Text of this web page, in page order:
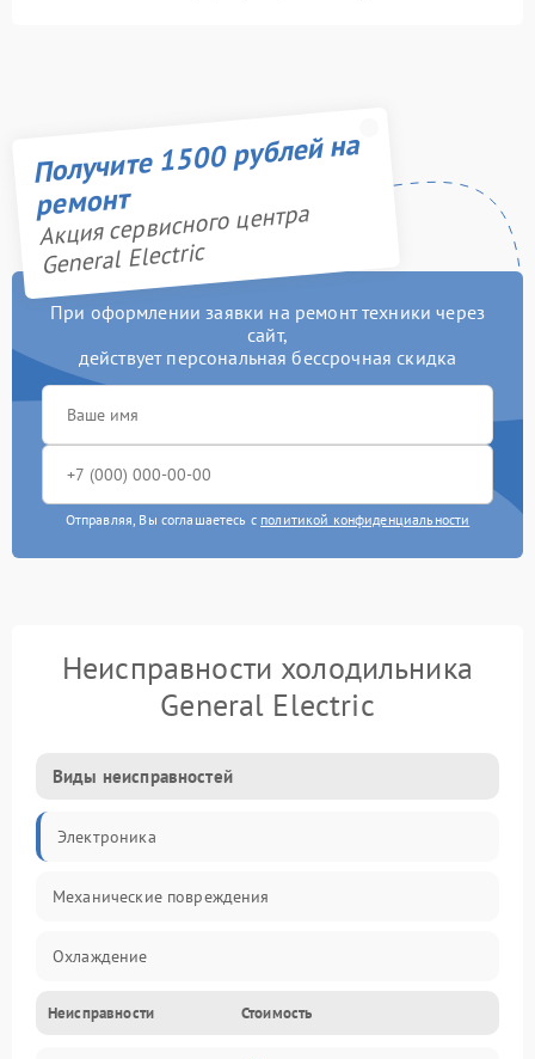
Получите 1500 рублей на
ремонт
Акция сервисного центра
General Electric
При оформлении заявки на ремонт техники через
сайт,
действует персональная бессрочная скидка
Отправляя, Вы соглашаетесь с политикой конфиденциальности
Неисправности холодильника
General Electric
Виды неисправностей
Электроника
Механические повреждения
Охлаждение
Механика
Неисправности Стоимость